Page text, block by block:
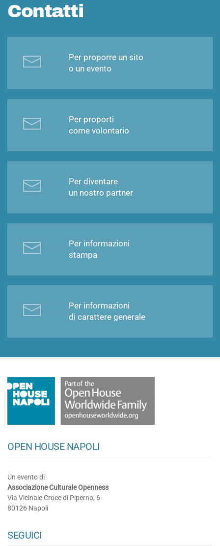
Contatti
Per proporre un sito
o un evento
Per proporti
come volontario
Per diventare
un nostro partner
Per informazioni
stampa
Per informazioni
di carattere generale
OPEN HOUSE NAPOLI
Un evento di
Associazione Culturale Openness
Via Vicinale Croce di Piperno, 6
80126 Napoli
SEGUICI